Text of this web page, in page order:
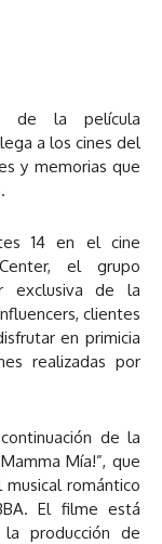
de la película
a los cines del
y memorias que
14 en el cine
el grupo
exclusiva de la
clientes
en primicia
realizadas por
de la
Mía!”, que
romántico
El filme está
producción de